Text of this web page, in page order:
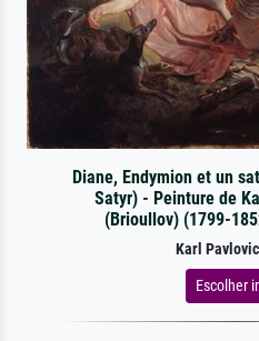
Diane, Endymion et un
Satyr) - Peinture de
(Brioullov) (1799-
Karl
Escolher